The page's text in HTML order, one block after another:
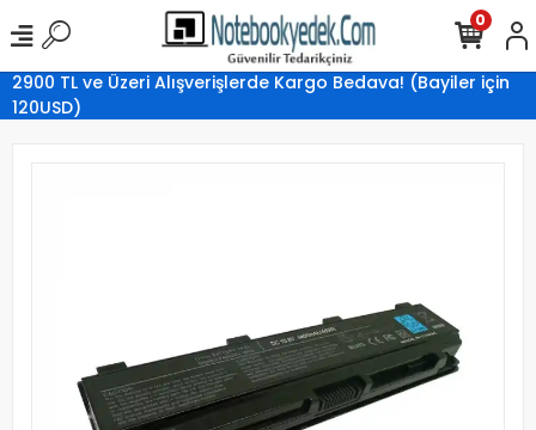
2900 TL ve Üzeri Alışverişlerde Kargo Bedava! (Bayiler için
120USD)
0